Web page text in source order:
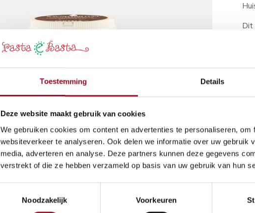
Toestemming Details
Deze website maakt gebruik van cookies
We gebruiken cookies om content en advertenties te personaliseren,
websiteverkeer te analyseren. Ook delen we informatie over uw gebruik
media, adverteren en analyse. Deze partners kunnen deze gegevens
verstrekt of die ze hebben verzameld op basis van uw gebruik van hun
Noodzakelijk
Voorkeuren
Dit